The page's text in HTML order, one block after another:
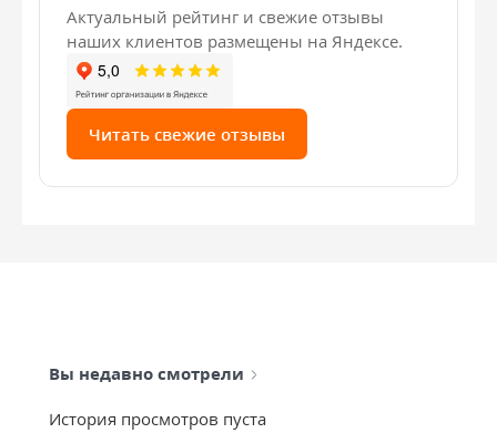
Актуальный рейтинг и свежие отзывы
наших клиентов размещены на Яндексе.
Читать свежие отзывы
Вы недавно смотрели
История просмотров пуста